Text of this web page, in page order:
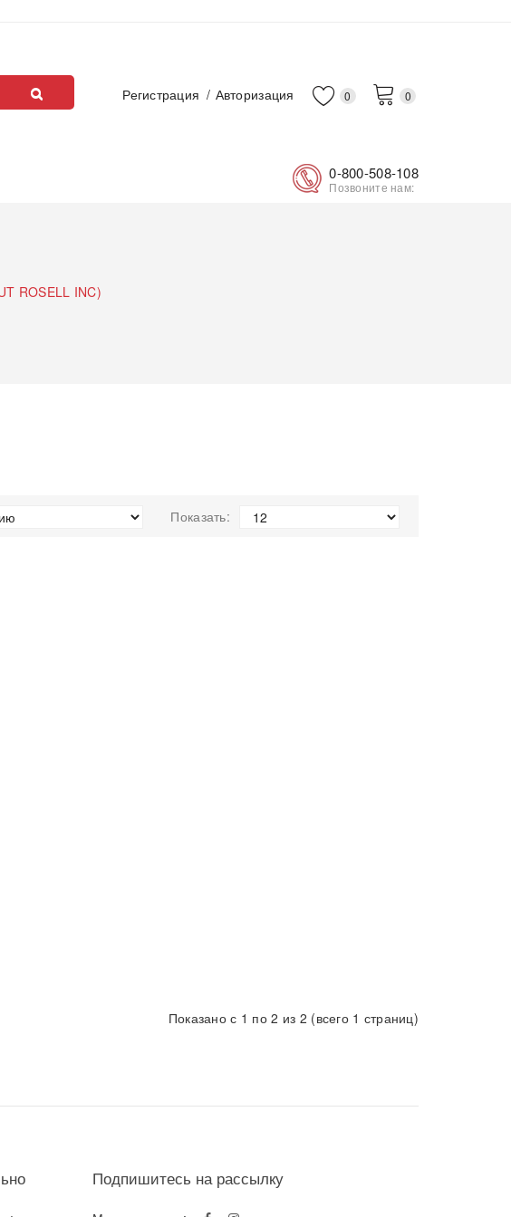
Регистрация Авторизация 0
0
0-800-508-108
Позвоните нам:
ROSELL INC)
Показать:
Показано с 1 по 2 из 2 (всего 1 страниц)
Подпишитесь на рассылку